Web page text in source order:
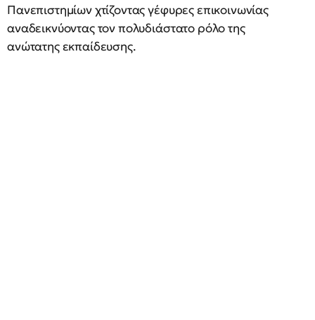
Πανεπιστημίων χτίζοντας γέφυρες επικοινωνίας
αναδεικνύοντας τον πολυδιάστατο ρόλο της
ανώτατης εκπαίδευσης.